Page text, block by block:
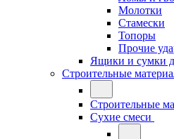
Молотки
Стамески
Топоры
Прочие
Ящики и сумки
Строительные
Строительные
Сухие смеси